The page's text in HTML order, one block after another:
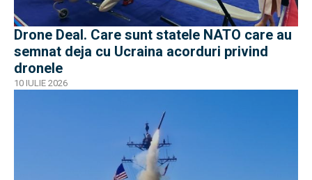
Drone Deal. Care sunt statele NATO care au
semnat deja cu Ucraina acorduri privind
dronele
10 IULIE 2026